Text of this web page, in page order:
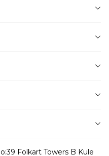
Folkart Towers B Kule